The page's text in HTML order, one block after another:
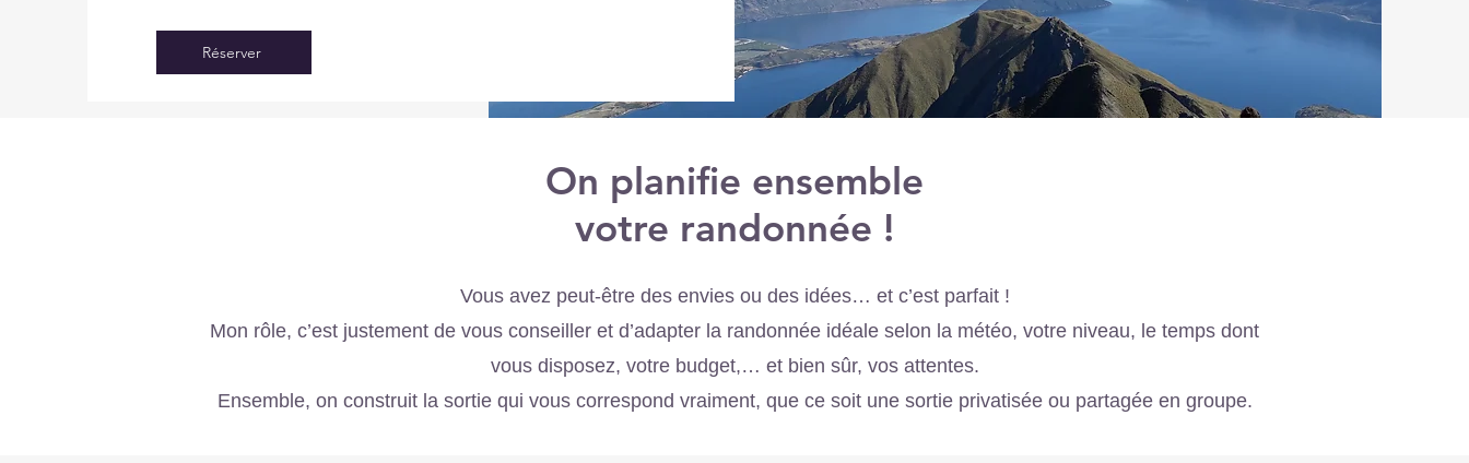
Réserver
On planifie ensemble
votre randonnée !
Vous avez peut-être des envies ou des idées… et c’est parfait !
Mon rôle, c’est justement de vous conseiller et d’adapter la randonnée idéale selon la météo, votre niveau, le temps dont
vous disposez, votre budget,… et bien sûr, vos attentes.
Ensemble, on construit la sortie qui vous correspond vraiment, que ce soit une sortie privatisée ou partagée en groupe.